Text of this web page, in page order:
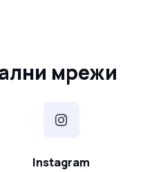
мрежи
Instagram